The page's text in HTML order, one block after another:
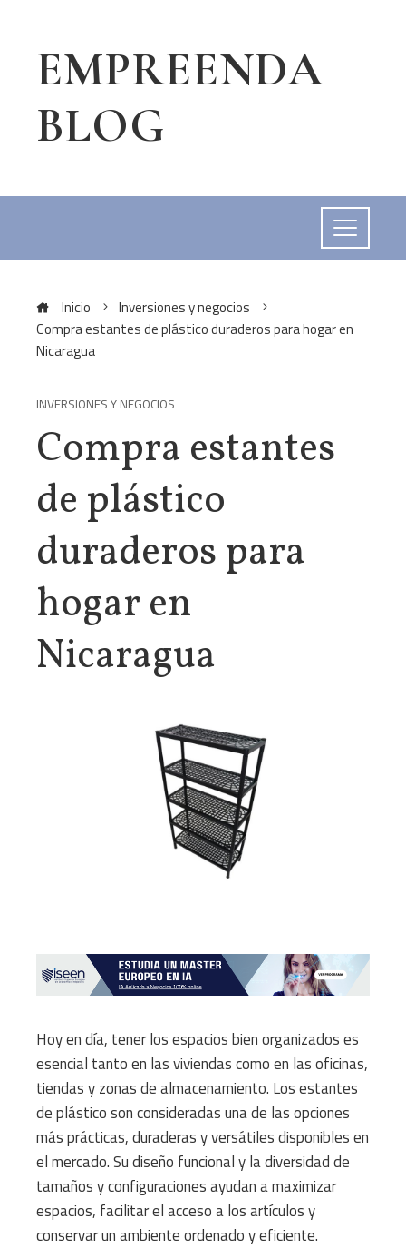
EMPREENDA
BLOG
Inicio
Inversiones y negocios
Compra estantes de plástico duraderos para hogar en
Nicaragua
INVERSIONES Y NEGOCIOS
Compra estantes
de plástico
duraderos para
hogar en
Nicaragua
Hoy en día, tener los espacios bien organizados es
esencial tanto en las viviendas como en las oficinas,
tiendas y zonas de almacenamiento. Los estantes
de plástico son consideradas una de las opciones
más prácticas, duraderas y versátiles disponibles en
el mercado. Su diseño funcional y la diversidad de
tamaños y configuraciones ayudan a maximizar
espacios, facilitar el acceso a los artículos y
conservar un ambiente ordenado y eficiente.